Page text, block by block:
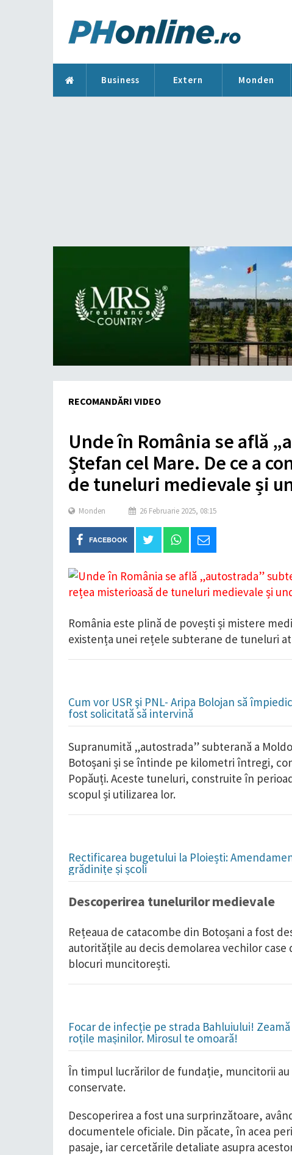
Business Extern Monden
RECOMANDĂRI VIDEO
Unde în România se află
Ștefan cel Mare. De ce a
de tuneluri medievale și
Monden 26 Februarie 2025, 08:15
FACEBOOK
România este plină de povești și mistere
existența unei rețele subterane de tuneluri
Cum vor USR şi PNL- Aripa Bolojan să
fost solicitată să intervină
Supranumită „autostrada” subterană a
Botoșani și se întinde pe kilometri întregi,
Popăuți. Aceste tuneluri, construite în
scopul și utilizarea lor.
Rectificarea bugetului la Ploiești:
grădinițe și școli
Descoperirea tunelurilor medievale
Rețeaua de catacombe din Botoșani a fost
autoritățile au decis demolarea vechilor
blocuri muncitorești.
Focar de infecție pe strada Bahluiului!
roțile mașinilor. Mirosul te omoară!
În timpul lucrărilor de fundație, muncitorii
conservate.
Descoperirea a fost una surprinzătoare,
documentele oficiale. Din păcate, în acea
pasaje, iar cercetările detaliate asupra